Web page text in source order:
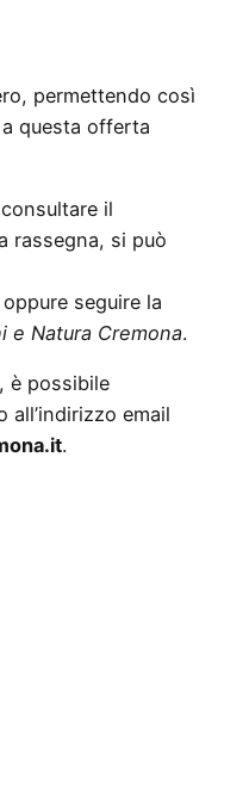
permettendo così
questa offerta
il
rassegna, si può
oppure seguire la
e Natura Cremona.
è possibile
all’indirizzo email
.